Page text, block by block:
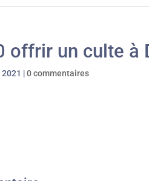
offrir un culte à
|0 commentaires